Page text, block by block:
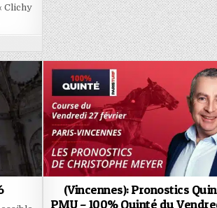
Clichy
(Vincennes): Pronostics
PMU – 100% Quinté du